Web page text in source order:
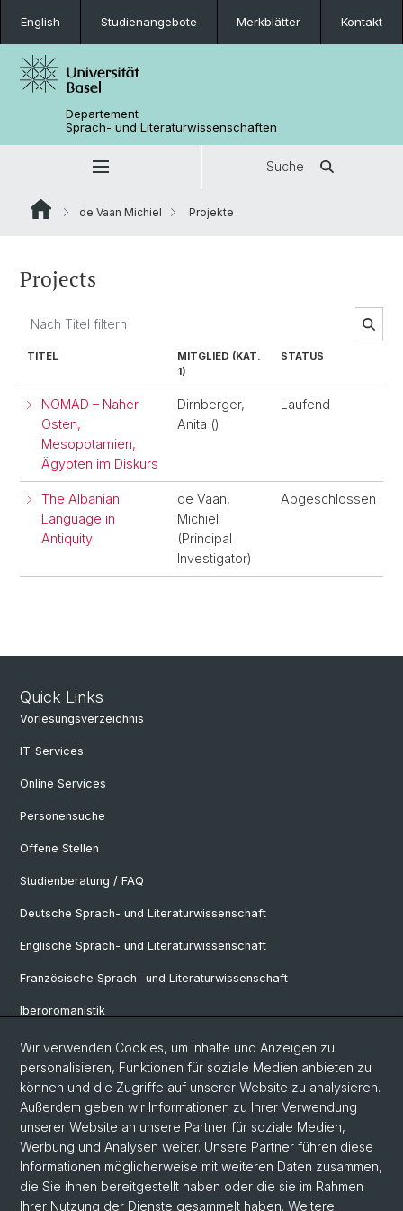
English Studienangebote Merkblätter Kontakt
Departement
Sprach- und Literaturwissenschaften
Suche
de Vaan Michiel Projekte
Projects
TITEL
MITGLIED (KAT.
1)
STATUS
NOMAD – Naher
Osten,
Mesopotamien,
Ägypten im Diskurs
Dirnberger,
Anita ()
Laufend
The Albanian
Language in
Antiquity
de Vaan,
Michiel
(Principal
Investigator)
Abgeschlossen
Quick Links
Vorlesungsverzeichnis
IT-Services
Online Services
Personensuche
Offene Stellen
Studienberatung / FAQ
Deutsche Sprach- und Literaturwissenschaft
Englische Sprach- und Literaturwissenschaft
Französische Sprach- und Literaturwissenschaft
Iberoromanistik
Italianistik
Nordistik
Osteuropa-Studien
Slavic Studies
Wir verwenden Cookies, um Inhalte und Anzeigen zu
personalisieren, Funktionen für soziale Medien anbieten zu
können und die Zugriffe auf unserer Website zu analysieren.
Außerdem geben wir Informationen zu Ihrer Verwendung
unserer Website an unsere Partner für soziale Medien,
Werbung und Analysen weiter. Unsere Partner führen diese
Informationen möglicherweise mit weiteren Daten zusammen,
die Sie ihnen bereitgestellt haben oder die sie im Rahmen
Ihrer Nutzung der Dienste gesammelt haben. Weitere